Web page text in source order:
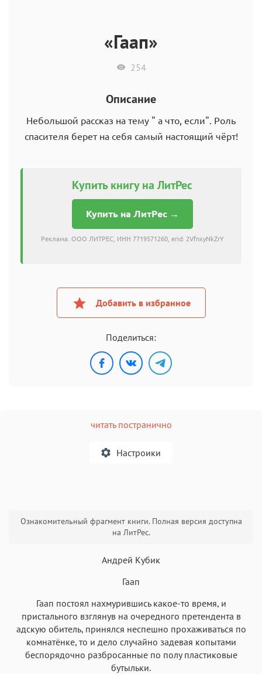
«Гаап»
254
Описание
Небольшой рассказ на тему " а что, если". Роль
спасителя берет на себя самый настоящий чёрт!
Купить книгу на ЛитРес
Купить на ЛитРес →
Реклама. ООО ЛИТРЕС, ИНН 7719571260, erid: 2VfnxyNkZrY
Добавить в избранное
Поделиться:
читать постранично
Настроики
Текст Текст Текст Текст
Аа
Roboto
Аа
Garamond
Аа
Fira Sans
Аа
Times
Аа Аа
San Francisco Аа
SF Serif Аа
Ознакомительный фрагмент книги. Полная версия доступна
на ЛитРес.
Андрей Кубик
Гаап
Гаап постоял нахмурившись какое-то время, и
пристального взглянув на очередного претендента в
адскую обитель, принялся неспешно прохаживаться по
комнатёнке, то и дело случайно задевая копытами
беспорядочно разбросанные по полу пластиковые
бутыльки.